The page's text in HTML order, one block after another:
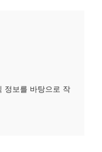
정보를 바탕으로 작